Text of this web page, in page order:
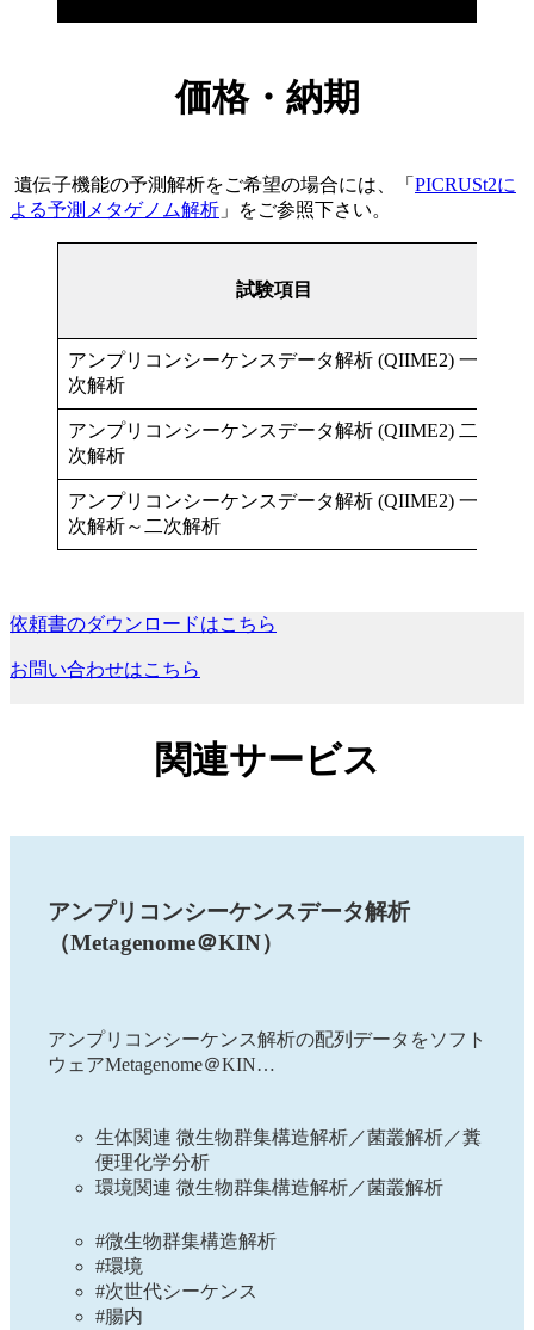
価格・納期
遺伝子機能の予測解析をご希望の場合には、「 PICRUSt2に
よる予測メタゲノム解析 」をご参照下さい。
試験項目
アンプリコンシーケンスデータ解析 (QIIME2) 一
次解析
アンプリコンシーケンスデータ解析 (QIIME2) 二
次解析
アンプリコンシーケンスデータ解析 (QIIME2) 一
次解析～二次解析
依頼書のダウンロードはこちら
お問い合わせはこちら
関連サービス
アンプリコンシーケンスデータ解析
（Metagenome＠KIN）
アンプリコンシーケンス解析の配列データをソフト
ウェアMetagenome＠KIN…
生体関連 微生物群集構造解析／菌叢解析／糞
便理化学分析
環境関連 微生物群集構造解析／菌叢解析
#微生物群集構造解析
#環境
#次世代シーケンス
#腸内